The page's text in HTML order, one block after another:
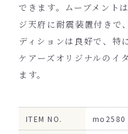
できます。ムーブメント
ジ天府に耐震装置付きで
ディションは良好で、特
ケアーズオリジナルのイ
ます。
ITEM NO. mo2580